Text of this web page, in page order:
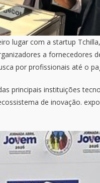
lugar com a startup
a fornecedores
por profissionais até o
principais instituições
de inovação.